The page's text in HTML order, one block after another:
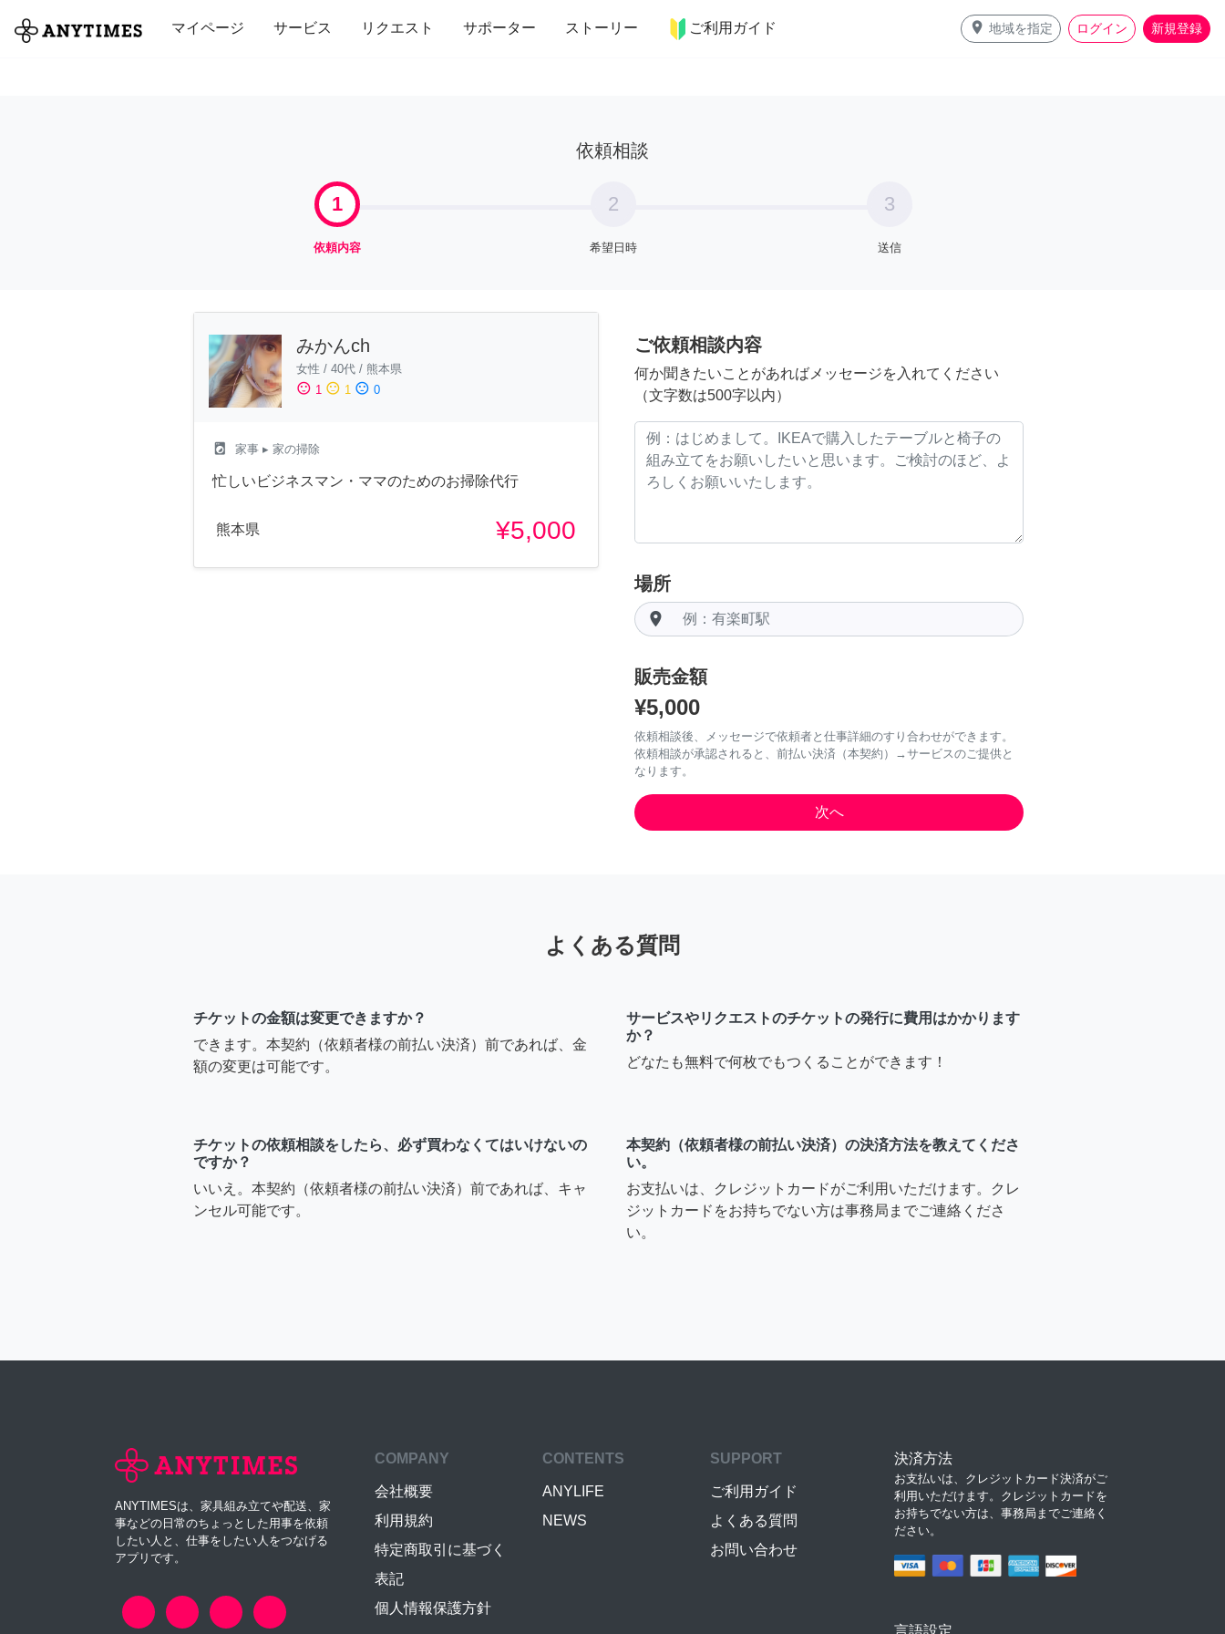
マイページ サービス リクエスト サポーター ストーリー ご利用ガイド place 地域を指定 ログイン 新規登録
全て 修理・組立 家事 引っ越し インテリア 趣味・習い事 ペット 料理
依頼相談
1
依頼内容
2
希望日時
3
送信
みかんch
女性 / 40代 / 熊本県
sentiment_satisfied 1 sentiment_neutral 1 sentiment_dissatisfied 0
local_laundry_service 家事 ▸ 家の掃除
忙しいビジネスマン・ママのためのお掃除代行
熊本県 ¥5,000
ご依頼相談内容
何か聞きたいことがあればメッセージを入れてください
（文字数は500字以内）
場所
room
販売金額
¥5,000
依頼相談後、メッセージで依頼者と仕事詳細のすり合わせができます。
依頼相談が承認されると、前払い決済（本契約）→サービスのご提供と
なります。
よくある質問
チケットの金額は変更できますか？
できます。本契約（依頼者様の前払い決済）前であれば、金
額の変更は可能です。
サービスやリクエストのチケットの発行に費用はかかります
か？
どなたも無料で何枚でもつくることができます！
チケットの依頼相談をしたら、必ず買わなくてはいけないの
ですか？
いいえ。本契約（依頼者様の前払い決済）前であれば、キャ
ンセル可能です。
本契約（依頼者様の前払い決済）の決済方法を教えてくださ
い。
お支払いは、クレジットカードがご利用いただけます。クレ
ジットカードをお持ちでない方は事務局までご連絡くださ
い。
ANYTIMESは、家具組み立てや配送、家
事などの日常のちょっとした用事を依頼
したい人と、仕事をしたい人をつなげる
アプリです。
COMPANY
会社概要
利用規約
特定商取引に基づく
表記
個人情報保護方針
CONTENTS
ANYLIFE
NEWS
SUPPORT
ご利用ガイド
よくある質問
お問い合わせ
決済方法
お支払いは、クレジットカード決済がご
利用いただけます。クレジットカードを
お持ちでない方は、事務局までご連絡く
ださい。
言語設定